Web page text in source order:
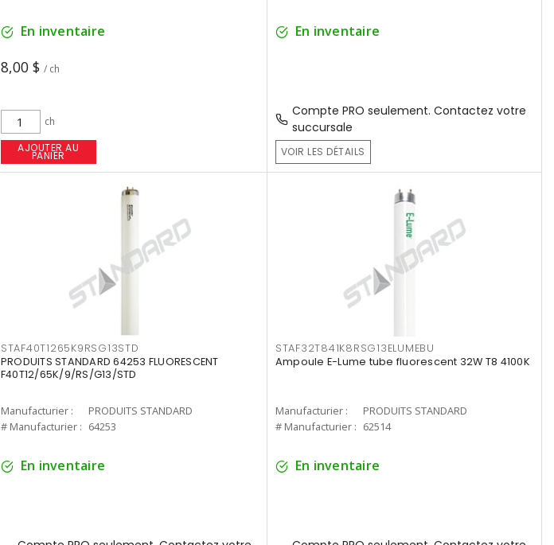
En inventaire
8,00 $ / ch
ch
AJOUTER AU
PANIER
En inventaire
Compte PRO seulement. Contactez votre
succursale
VOIR LES DÉTAILS
STAF40T1265K9RSG13STD
PRODUITS STANDARD 64253 FLUORESCENT
F40T12/65K/9/RS/G13/STD
Manufacturier :
PRODUITS STANDARD
# Manufacturier : 64253
En inventaire
STAF32T841K8RSG13ELUMEBU
Ampoule E-Lume tube fluorescent 32W T8 4100K
Manufacturier :
PRODUITS STANDARD
# Manufacturier : 62514
En inventaire